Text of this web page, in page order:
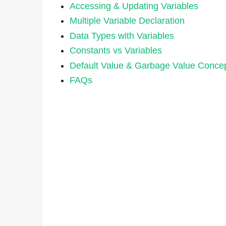
Accessing & Updating Variables
Multiple Variable Declaration
Data Types with Variables
Constants vs Variables
Default Value & Garbage Value
FAQs